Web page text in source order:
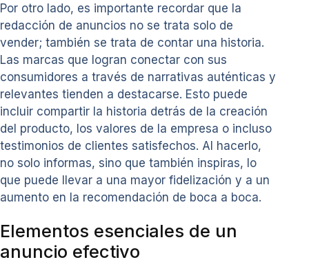
Por otro lado, es importante recordar que la
redacción de anuncios no se trata solo de
vender; también se trata de contar una historia.
Las marcas que logran conectar con sus
consumidores a través de narrativas auténticas y
relevantes tienden a destacarse. Esto puede
incluir compartir la historia detrás de la creación
del producto, los valores de la empresa o incluso
testimonios de clientes satisfechos. Al hacerlo,
no solo informas, sino que también inspiras, lo
que puede llevar a una mayor fidelización y a un
aumento en la recomendación de boca a boca.
Elementos esenciales de un
anuncio efectivo